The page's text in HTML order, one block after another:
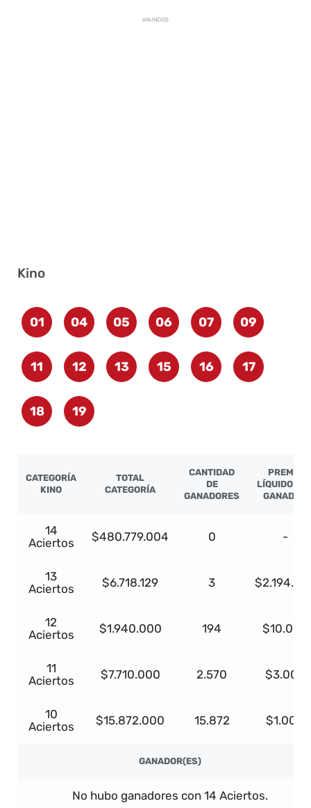
ANUNCIOS
Kino
01 04 05 06 07 09
11 12 13 15 16 17
18 19
CATEGORÍA
KINO
TOTAL
CATEGORÍA
CANTIDAD
DE
GANADORES
PREMIO
LÍQUIDO
GANADOR
14
Aciertos
$480.779.004 0 -
13
Aciertos
$6.718.129 3
12
Aciertos
$1.940.000 194 $10.000
11
Aciertos
$7.710.000 2.570 $3.000
10
Aciertos
$15.872.000 15.872 $1.000
GANADOR(ES)
No hubo ganadores con 14 Aciertos.